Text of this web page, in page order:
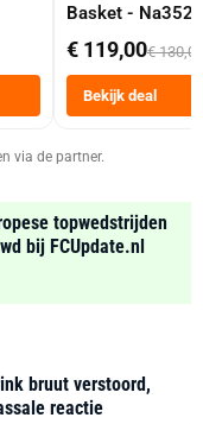
Basket -
Dubbele Mand 9
Tot 6 Personen
Heteluchtfriteuse
Zwart
€ 119,00€ 130,00
Bekijk deal
via de partner.
topwedstrijden
bij FCUpdate.nl
bruut verstoord,
reactie